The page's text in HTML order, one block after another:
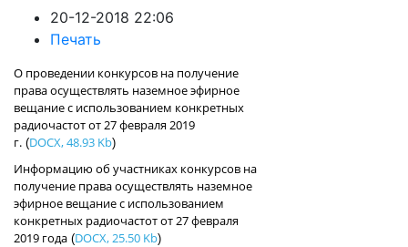
20-12-2018 22:06
Печать
О проведении конкурсов на получение
права осуществлять наземное эфирное
вещание с использованием конкретных
радиочастот от 27 февраля 2019
г. (DOCX, 48.93 Kb)
Информацию об участниках конкурсов на
получение права осуществлять наземное
эфирное вещание с использованием
конкретных радиочастот от 27 февраля
2019 года (DOCX, 25.50 Kb)